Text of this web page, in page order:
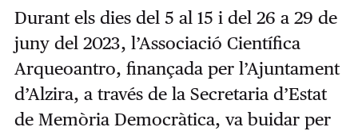
Durant els dies del 5 al 15 i del 26 a 29 de
juny del 2023, l’Associació Científica
Arqueoantro, finançada per l’Ajuntament
d’Alzira, a través de la Secretaria d’Estat
de Memòria Democràtica, va buidar per